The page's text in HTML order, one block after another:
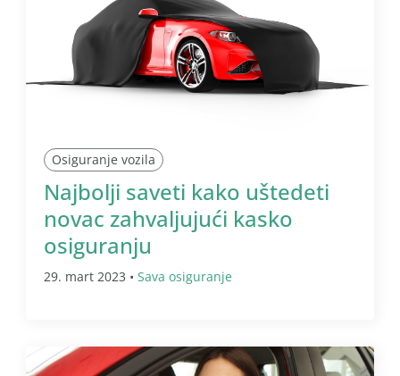
Osiguranje vozila
Najbolji saveti kako uštedeti
novac zahvaljujući kasko
osiguranju
29. mart 2023 • Sava osiguranje